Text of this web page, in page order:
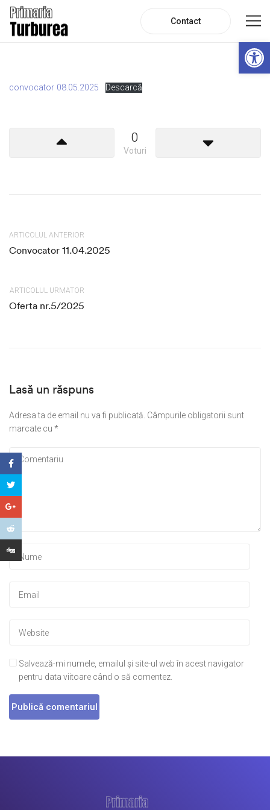
Contact
convocator 08.05.2025 Descarcă
0
Voturi
ARTICOLUL ANTERIOR
Convocator 11.04.2025
ARTICOLUL URMATOR
Oferta nr.5/2025
Lasă un răspuns
Adresa ta de email nu va fi publicată. Câmpurile obligatorii sunt
marcate cu *
Salvează-mi numele, emailul și site-ul web în acest navigator
pentru data viitoare când o să comentez.